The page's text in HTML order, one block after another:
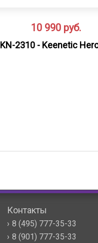
10 990 руб.
KN-2310 - Keenetic
Контакты
8 (495) 777-35-33
8 (901) 777-35-33